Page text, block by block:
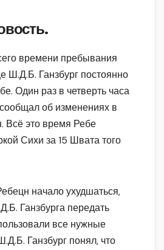
времени пребывания
Ш.Д.Б. Ганзбург постоянно
Один раз в четверть часа
об изменениях в
Всё это время Ребе
Сихи за 15 Швата того
начало ухудшаться,
Ганзбурга передать
все нужные
Ганзбург понял, что